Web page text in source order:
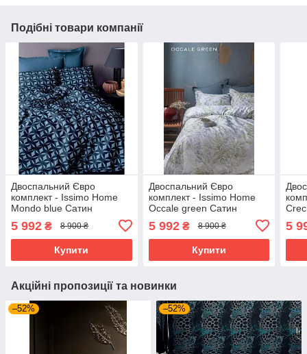
Подібні товари компанії
Двоспальний Євро
комплект - Issimo Home
Mondo blue Сатин
5 992 ₴ 8 900 ₴
Купити
Двоспальний Євро
комплект - Issimo Home
Occale green Сатин
5 992₴ 8 900 ₴
Купити
5
Акційні пропозиції та новинки
–52% –52%